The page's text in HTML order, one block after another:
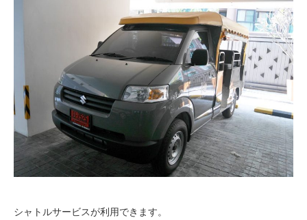
シャトルサービスが利用できます。